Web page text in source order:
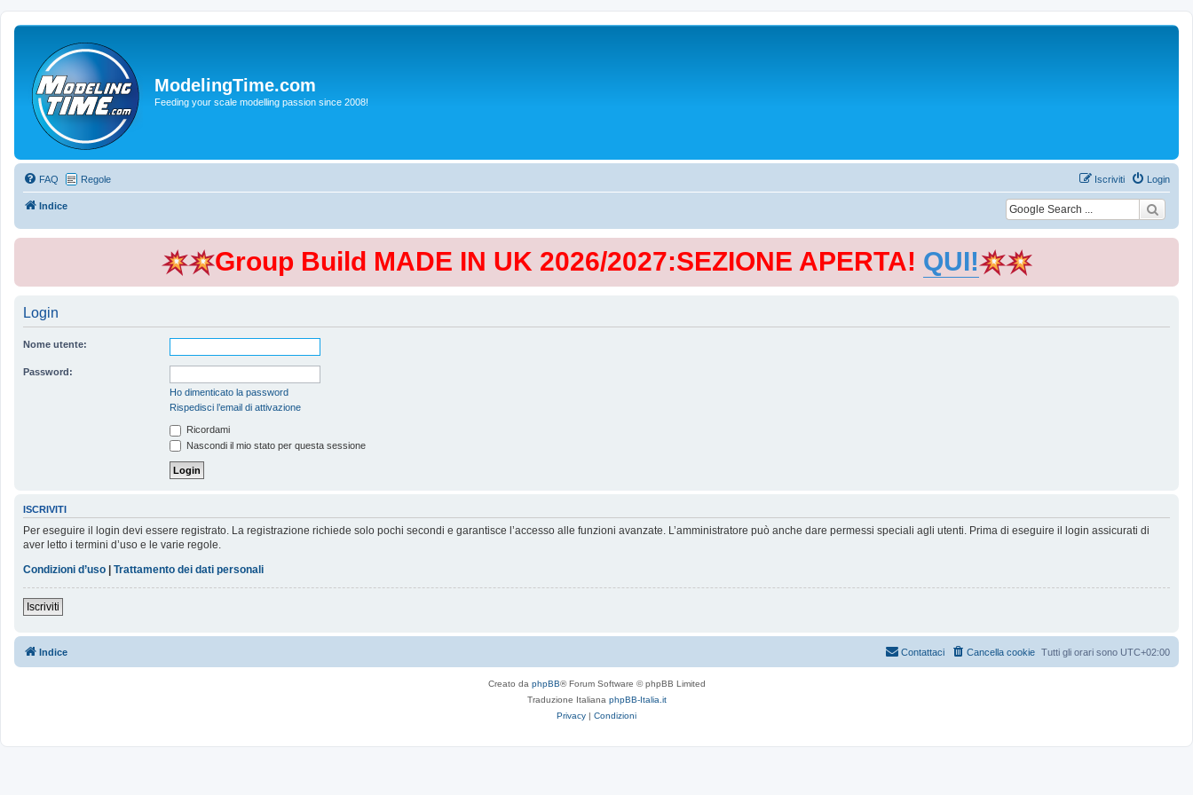
ModelingTime.com
Feeding your scale modelling passion since 2008!
FAQ Regole Login
Iscriviti
Indice
Group Build MADE IN UK 2026/2027:SEZIONE APERTA! QUI!
Login
Nome utente:
Password:
Ho dimenticato la password
Rispedisci l’email di attivazione
Ricordami
Nascondi il mio stato per questa sessione
ISCRIVITI
Per eseguire il login devi essere registrato. La registrazione richiede solo pochi secondi e garantisce l’accesso alle funzioni avanzate. L’amministratore può anche dare permessi speciali agli utenti. Prima di eseguire il login assicurati di
aver letto i termini d’uso e le varie regole.
Condizioni d’uso | Trattamento dei dati personali
Iscriviti
Indice Tutti gli orari sono UTC+02:00
Cancella cookie
Contattaci
Creato da phpBB® Forum Software © phpBB Limited
Traduzione Italiana phpBB-Italia.it
Privacy | Condizioni